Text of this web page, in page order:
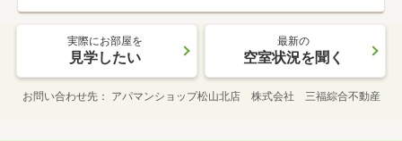
実際にお部屋を
見学したい
最新の
空室状況を聞く
お問い合わせ先 アパマンショップ松山北店 株式会社 三福綜合不動産